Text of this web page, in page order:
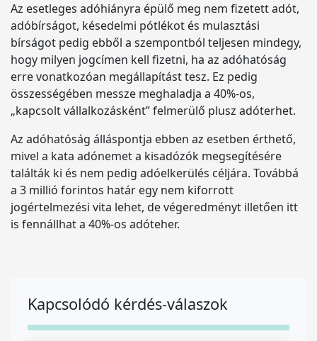
Az esetleges adóhiányra épülő meg nem fizetett adót,
adóbírságot, késedelmi pótlékot és mulasztási
bírságot pedig ebből a szempontból teljesen mindegy,
hogy milyen jogcímen kell fizetni, ha az adóhatóság
erre vonatkozóan megállapítást tesz. Ez pedig
összességében messze meghaladja a 40%-os,
„kapcsolt vállalkozásként” felmerülő plusz adóterhet.
Az adóhatóság álláspontja ebben az esetben érthető,
mivel a kata adónemet a kisadózók megsegítésére
találták ki és nem pedig adóelkerülés céljára. Továbbá
a 3 millió forintos határ egy nem kiforrott
jogértelmezési vita lehet, de végeredményt illetően itt
is fennállhat a 40%-os adóteher.
Kapcsolódó kérdés-válaszok